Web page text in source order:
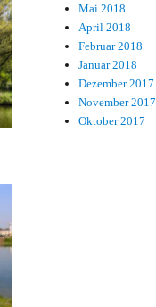
Mai 2018
April 2018
Februar 2018
Januar 2018
Dezember 2017
November 2017
Oktober 2017